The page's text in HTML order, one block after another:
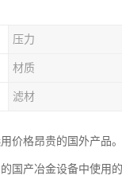
压力
材质
滤材
价格昂贵的国外产品
国产冶金设备中使用